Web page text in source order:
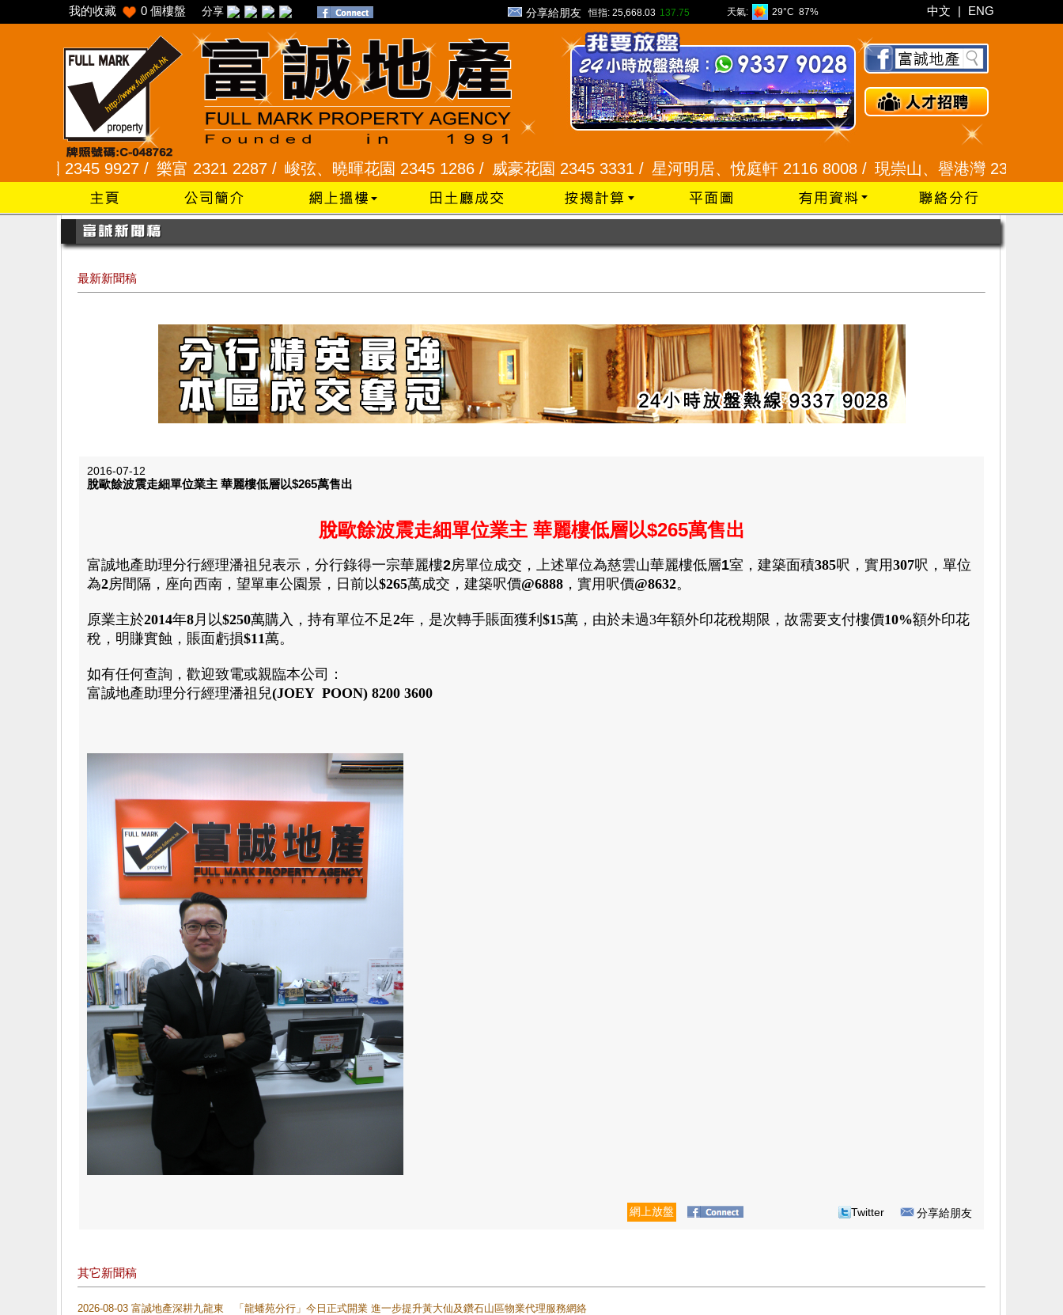
我的收藏 0 個樓盤 分享 分享給朋友 恒指: 25,668.03 137.75 天氣: 29°C 87% 中文 | ENG
9927 /樂富 2321 2287 /峻弦、曉暉花園 2345 1286 /威豪花園 2345 3331 /星河明居、悅庭軒 2116 8008 /現崇山、譽港灣 2345 9926 /
最新新聞稿
2016-07-12
脫歐餘波震走細單位業主 華麗樓低層以$265萬售出
脫歐餘波震走細單位業主 華麗樓低層以$265萬售出
富誠地產助理分行經理潘祖兒表示 ， 分行錄得一宗華麗樓2房單位成交 ， 上述單位為慈雲山華麗樓低層1室 ， 建築面積385呎 ， 實用307呎 ， 單位
為2房間隔 ， 座向西南 ， 望單車公園景 ， 日前以$265萬成交 ， 建築呎價@6888 ， 實用呎價@8632。
原業主於2014年8月以$250萬購入 ， 持有單位不足2年 ， 是次轉手賬面獲利 $15萬 ， 由於未過3年額外印花稅期限 ， 故需要支付樓價10%額外印花
稅 ， 明賺實蝕 ， 賬面虧損$11萬。
如有任何查詢 ， 歡迎致電或親臨本公司：
富誠地產助理分行經理潘祖兒(JOEY POON) 8200 3600
網上放盤 Twitter 分享給朋友
其它新聞稿
2026-08-03 富誠地產深耕九龍東 「龍蟠苑分行」今日正式開業 進一步提升黃大仙及鑽石山區物業代理服務網絡